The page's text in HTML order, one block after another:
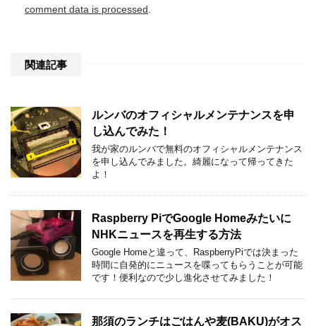
comment data is processed
関連記事
ルンバのオフィシャルメンテナンスを申
し込んでみた！
我が家のルンバで無料のオフィシャルメンテナンス
を申し込んでみました。綺麗になって帰ってきた
よ！
Raspberry PiでGoogle Homeみたいに
NHKニュースを再生する方法
Google Homeと違って、RaspberryPiでは決まった
時間に自発的にニュースを喋ってもらうことが可能
です！便利なので少し進化させてみました！
那須のランチはごはんや麦(BAKU)がオス